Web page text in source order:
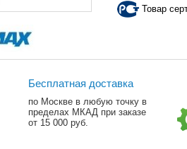
Товар
Бесплатная доставка
по Москве в любую точку в
пределах МКАД при заказе
от 15 000 руб.